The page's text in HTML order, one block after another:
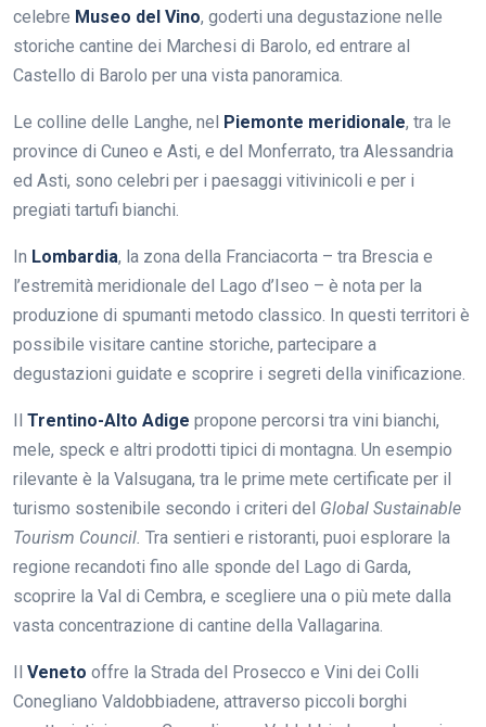
celebre Museo del Vino, goderti una degustazione nelle
storiche cantine dei Marchesi di Barolo, ed entrare al
Castello di Barolo per una vista panoramica.
Le colline delle Langhe, nel Piemonte meridionale, tra le
province di Cuneo e Asti, e del Monferrato, tra Alessandria
ed Asti, sono celebri per i paesaggi vitivinicoli e per i
pregiati tartufi bianchi.
In Lombardia, la zona della Franciacorta – tra Brescia e
l’estremità meridionale del Lago d’Iseo – è nota per la
produzione di spumanti metodo classico. In questi territori è
possibile visitare cantine storiche, partecipare a
degustazioni guidate e scoprire i segreti della vinificazione.
Trentino-Alto Adige propone percorsi tra vini bianchi,
mele, speck e altri prodotti tipici di montagna. Un esempio
rilevante è la Valsugana, tra le prime mete certificate per il
turismo sostenibile secondo i criteri del Global Sustainable
Tourism Council. Tra sentieri e ristoranti, puoi esplorare la
regione recandoti fino alle sponde del Lago di Garda,
scoprire la Val di Cembra, e scegliere una o più mete dalla
vasta concentrazione di cantine della Vallagarina.
Veneto offre la Strada del Prosecco e Vini dei Colli
Conegliano Valdobbiadene, attraverso piccoli borghi